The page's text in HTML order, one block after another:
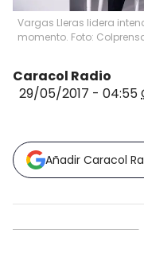
Vargas Lleras lidera
momento. Foto:
Caracol Radio
29/05/2017 - 04:55
Añadir Caracol